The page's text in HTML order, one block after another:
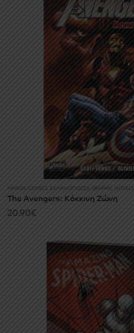
MANGA/COMICS ΕΛΛΗΝΌΓΛΩΣΣΑ GRAPHIC NOVELS
The Avengers: Κόκκινη Ζώνη
20.90€